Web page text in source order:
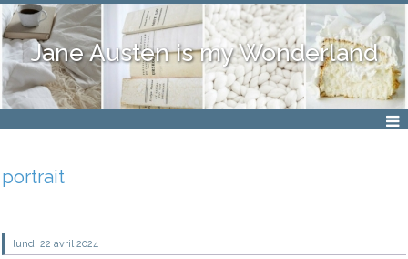
Jane Austen is my Wonderland
portrait
lundi 22 avril 2024